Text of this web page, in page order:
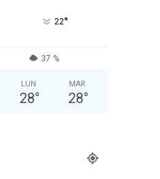
22°
37 %
LUN
28°
MAR
28°